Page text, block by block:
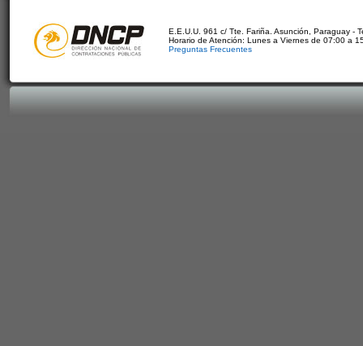
E.E.U.U. 961 c/ Tte. Fariña. Asunción, Paraguay -
Horario de Atención: Lunes a Viernes de 07:00 a
Preguntas Frecuentes